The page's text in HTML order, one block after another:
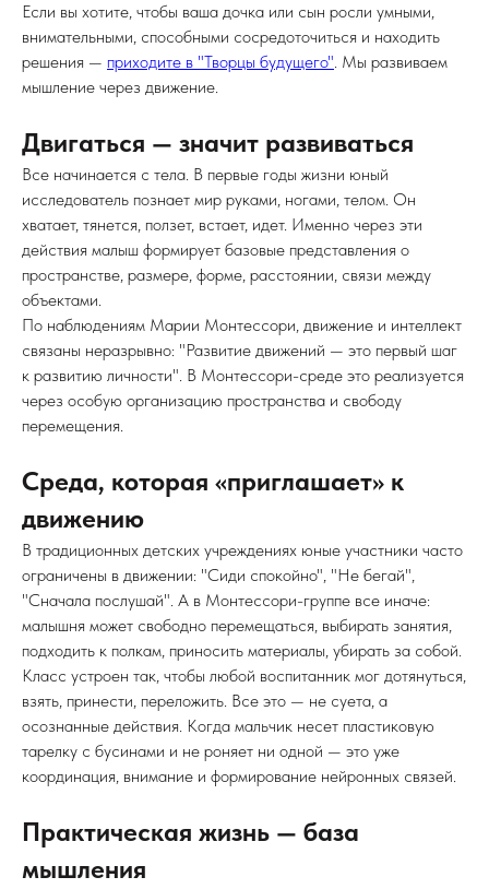
Если вы хотите, чтобы ваша дочка или сын росли умными,
внимательными, способными сосредоточиться и находить
решения — приходите в "Творцы будущего". Мы развиваем
мышление через движение.
Двигаться — значит развиваться
Все начинается с тела. В первые годы жизни юный
исследователь познает мир руками, ногами, телом. Он
хватает, тянется, ползет, встает, идет. Именно через эти
действия малыш формирует базовые представления о
пространстве, размере, форме, расстоянии, связи между
объектами.
По наблюдениям Марии Монтессори, движение и интеллект
связаны неразрывно: "Развитие движений — это первый шаг
к развитию личности". В Монтессори-среде это реализуется
через особую организацию пространства и свободу
перемещения.
Среда, которая «приглашает» к
движению
В традиционных детских учреждениях юные участники часто
ограничены в движении: "Сиди спокойно", "Не бегай",
"Сначала послушай". А в Монтессори-группе все иначе:
малышня может свободно перемещаться, выбирать занятия,
подходить к полкам, приносить материалы, убирать за собой.
Класс устроен так, чтобы любой воспитанник мог дотянуться,
взять, принести, переложить. Все это — не суета, а
осознанные действия. Когда мальчик несет пластиковую
тарелку с бусинами и не роняет ни одной — это уже
координация, внимание и формирование нейронных связей.
Практическая жизнь — база
мышления